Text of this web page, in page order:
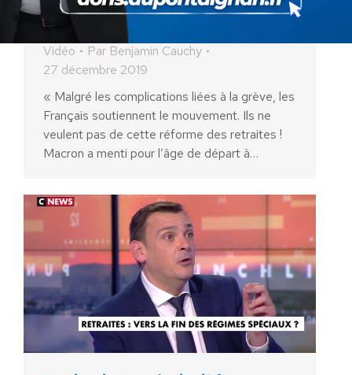
(27 décembre 2019)
Vidéo Par Benjamin Cauchy
27 décembre 2019
« Malgré les complications liées à la grève, les
Français soutiennent le mouvement. Ils ne
veulent pas de cette réforme des retraites !
Macron a menti pour l’âge de départ à…